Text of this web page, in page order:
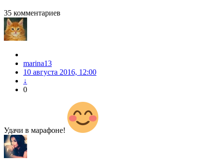
35 комментариев
marina13
10 августа 2016, 12:00
↓
0
Удачи в марафоне!